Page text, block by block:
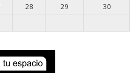
28 29
30